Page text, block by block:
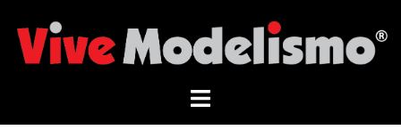
contenido
Alternar